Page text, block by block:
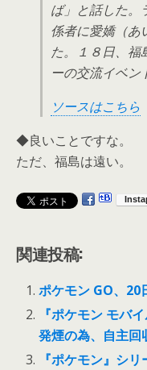
ば」と話した。
係者に愛嬌（あ
た。１８日、福
ーの交流イベン
ソースはこちら
◆良いことですな。
ただ、福島は遠い。
関連投稿:
ポケモン GO、20
『ポケモン モバ
発煙の為、自主回
『ポケモン』シ